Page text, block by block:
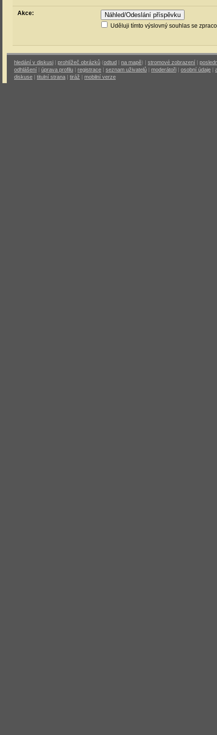
Akce:
Uděluji tímto výslovný souhlas se
hledání v diskusi | prohlížeč obrázků (odtud | na mapě) | stromové zobrazení |
odhlášení | úprava profilu | registrace | seznam uživatelů | moderátoři | osobní údaje |
diskuse | titulní strana | tiráž | mobilní verze